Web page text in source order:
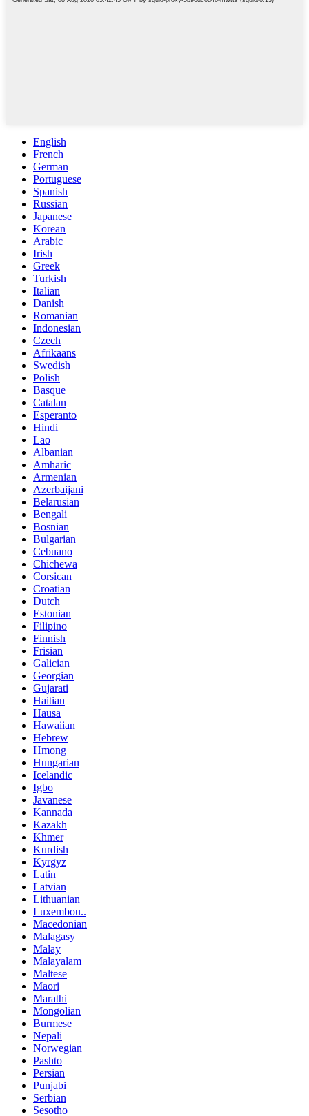
English
French
German
Portuguese
Spanish
Russian
Japanese
Korean
Arabic
Irish
Greek
Turkish
Italian
Danish
Romanian
Indonesian
Czech
Afrikaans
Swedish
Polish
Basque
Catalan
Esperanto
Hindi
Lao
Albanian
Amharic
Armenian
Azerbaijani
Belarusian
Bengali
Bosnian
Bulgarian
Cebuano
Chichewa
Corsican
Croatian
Dutch
Estonian
Filipino
Finnish
Frisian
Galician
Georgian
Gujarati
Haitian
Hausa
Hawaiian
Hebrew
Hmong
Hungarian
Icelandic
Igbo
Javanese
Kannada
Kazakh
Khmer
Kurdish
Kyrgyz
Latin
Latvian
Lithuanian
Luxembou..
Macedonian
Malagasy
Malay
Malayalam
Maltese
Maori
Marathi
Mongolian
Burmese
Nepali
Norwegian
Pashto
Persian
Punjabi
Serbian
Sesotho